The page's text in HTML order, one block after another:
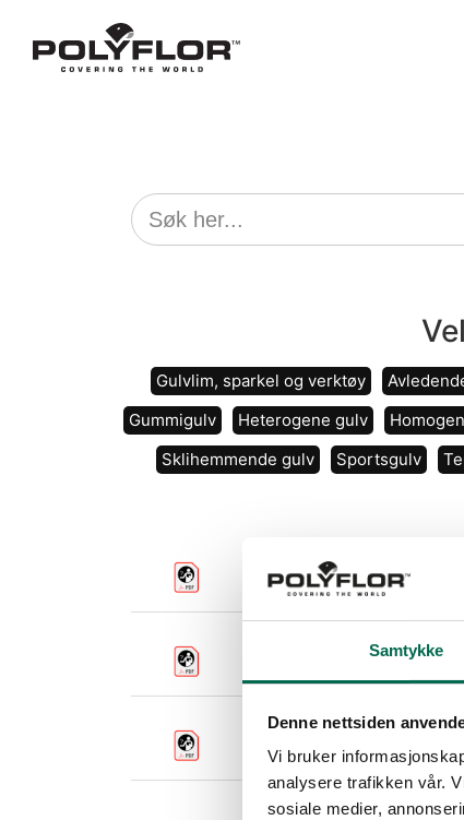
Samtykke
Denne nettsiden
Vi bruker
analysere trafikken vår.
sosiale medier,
Gulvlim, sparkel og verktøy
Gummigulv
Heterogene gulv
Sklihemmende gulv
Sportsgulv
Leggeanvisning